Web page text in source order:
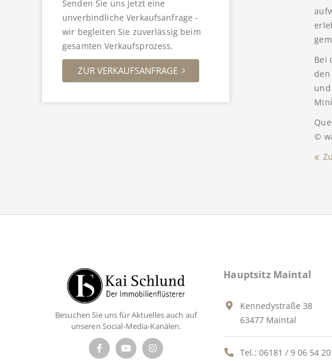
Senden Sie uns jetzt eine
unverbindliche Verkaufsanfrage -
wir begleiten Sie zuverlässig beim
gesamten Verkaufsprozess.
ZUR VERKAUFSANFRAGE
Bei
©
Besuchen Sie uns für Aktuelles auch auf
unseren Social-Media-Kanälen.
Hauptsitz Maintal
Kennedystraße 38
63477 Maintal
Tel.:06181 / 9 06 54 20